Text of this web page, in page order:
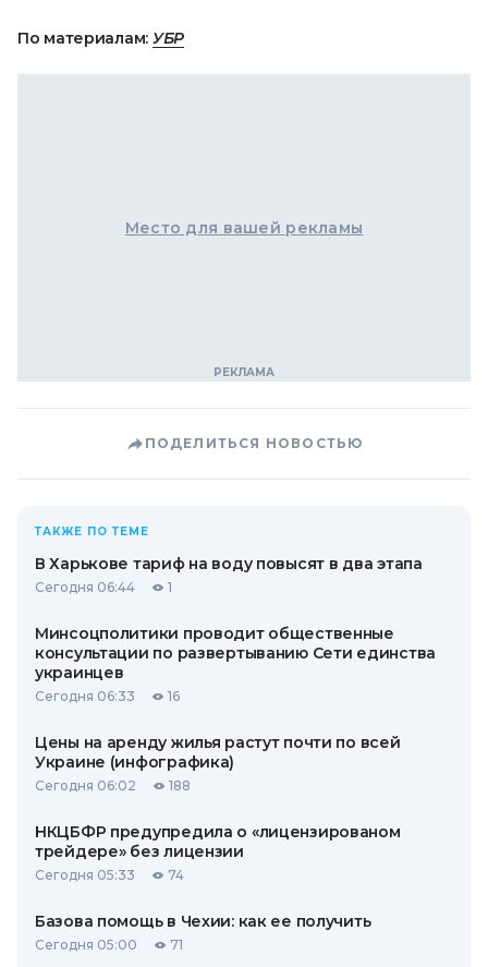
По материалам: УБР
Место для вашей рекламы
ПОДЕЛИТЬСЯ НОВОСТЬЮ
ТАКЖЕ ПО ТЕМЕ
В Харькове тариф на воду повысят в два этапа
Сегодня 06:44 1
Минсоцполитики проводит общественные
консультации по развертыванию Сети единства
украинцев
Сегодня 06:33 16
Цены на аренду жилья растут почти по всей
Украине (инфографика)
Сегодня 06:02 188
НКЦБФР предупредила о «лицензированом
трейдере» без лицензии
Сегодня 05:33 74
Базова помощь в Чехии: как ее получить
Сегодня 05:00 71